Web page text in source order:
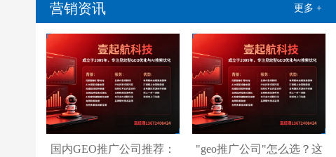
营销资讯 更多 +
国内GEO推广公司推荐：
"geo推广公司"怎么选？这